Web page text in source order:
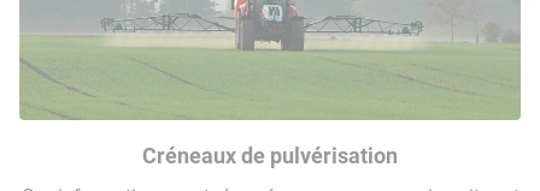
Créneaux de pulvérisation